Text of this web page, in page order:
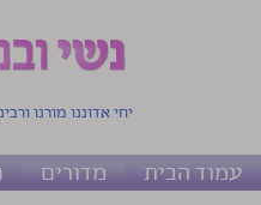
יחי אדוננו מורנו
עמוד הבית מדורים